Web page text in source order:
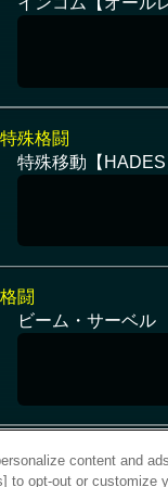
特殊格闘
特殊移動【HADES
格闘
ビーム・サーベル
content and
to opt-out or customize